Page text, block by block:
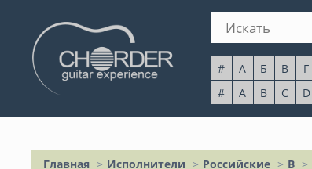
# А Б В Г
#
A B C D
Главная Исполнители Российские В